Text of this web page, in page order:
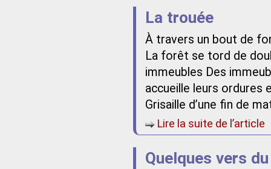
La trouée
À travers un bout de
La forêt se tord de
immeubles Des
accueille leurs ordures
Grisaille d’une fin de
Lire la suite de l’article
Quelques vers